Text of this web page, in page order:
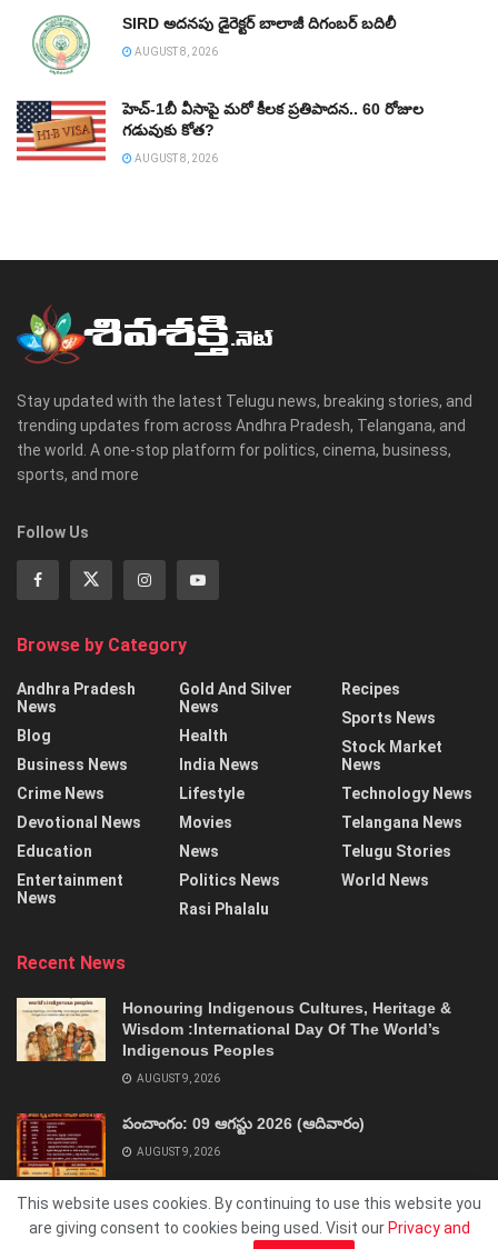
SIRD అదనపు డైరెక్టర్‌ బాలాజీ దిగంబర్‌ బదిలీ
AUGUST 8, 2026
హెచ్‌-1బీ వీసాపై మరో కీలక ప్రతిపాదన.. 60 రోజుల
గడువుకు కోత?
AUGUST 8, 2026
Stay updated with the latest Telugu news, breaking stories, and
trending updates from across Andhra Pradesh, Telangana, and
the world. A one-stop platform for politics, cinema, business,
sports, and more
Follow Us
Browse by Category
Andhra Pradesh
News
Blog
Business News
Crime News
Devotional News
Education
Entertainment
News
Gold And Silver
News
Health
India News
Lifestyle
Movies
News
Politics News
Rasi Phalalu
Recipes
Sports News
Stock Market
News
Technology News
Telangana News
Telugu Stories
World News
Recent News
Honouring Indigenous Cultures, Heritage &
Wisdom :International Day Of The World’s
Indigenous Peoples
AUGUST 9, 2026
పంచాంగం: 09 ఆగస్టు 2026 (ఆదివారం)
AUGUST 9, 2026
This website uses cookies. By continuing to use this website you
are giving consent to cookies being used. Visit our Privacy and